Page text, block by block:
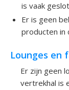
is vaak
Er is geen
producten in
Lounges en
Er zijn geen
vertrekhal is